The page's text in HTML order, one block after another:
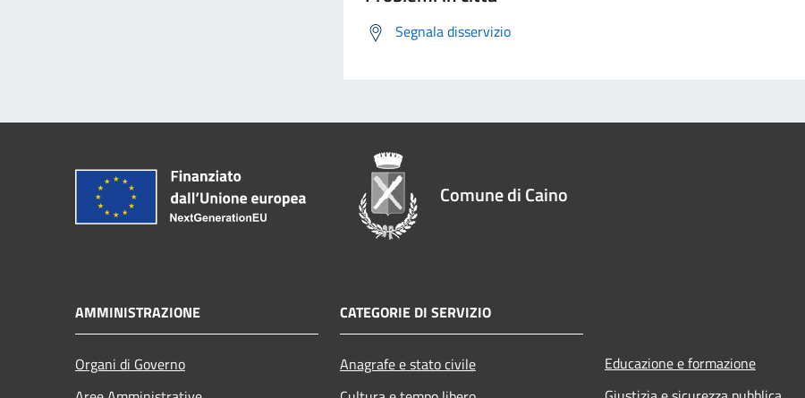
Segnala disservizio
Comune di Caino
AMMINISTRAZIONE
Organi di Governo
CATEGORIE DI SERVIZIO
Anagrafe e stato civile
Educazione e formazione